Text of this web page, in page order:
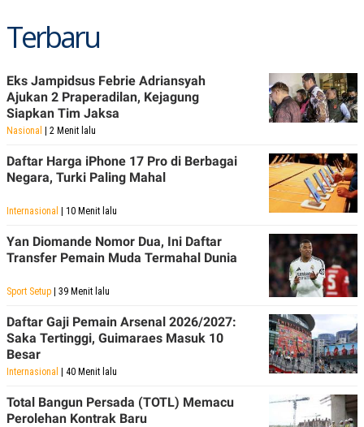
SITEMAP
PEMBERITAAN
SIBER
PRIVACY
POLICY
Terbaru
Eks Jampidsus Febrie Adriansyah
Ajukan 2 Praperadilan, Kejagung
Siapkan Tim Jaksa
Nasional | 2 Menit lalu
Daftar Harga iPhone 17 Pro di Berbagai
Negara, Turki Paling Mahal
Internasional | 10 Menit lalu
Yan Diomande Nomor Dua, Ini Daftar
Transfer Pemain Muda Termahal Dunia
Sport Setup | 39 Menit lalu
Daftar Gaji Pemain Arsenal 2026/2027:
Saka Tertinggi, Guimaraes Masuk 10
Besar
Internasional | 40 Menit lalu
Total Bangun Persada (TOTL) Memacu
Perolehan Kontrak Baru